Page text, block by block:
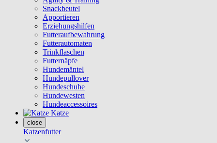
Snackbeutel
Apportieren
Erziehungshilfen
Futteraufbewahrung
Futterautomaten
Trinkflaschen
Futternäpfe
Hundemäntel
Hundepullover
Hundeschuhe
Hundewesten
Hundeaccessoires
Katze
close
Katzenfutter